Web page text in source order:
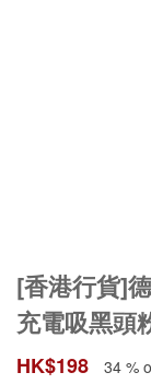
[香港行貨]
充電吸黑頭
HK$198 34 %